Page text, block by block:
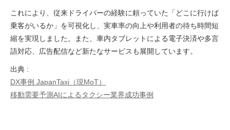
これにより、従来ドライバーの経験に頼っていた「どこに行けば
乗客がいるか」を可視化し、実車率の向上や利用者の待ち時間短
縮を実現しました。また、車内タブレットによる電子決済や多言
語対応、広告配信など新たなサービスも展開しています。
出典 :
DX事例 JapanTaxi（現MoT）
移動需要予測AIによるタクシー業界成功事例